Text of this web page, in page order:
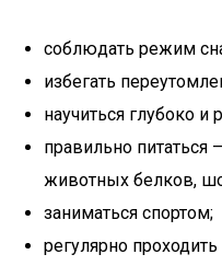
соблюдать режим
избегать
научиться глубоко
правильно питаться
животных белков,
заниматься спортом;
регулярно